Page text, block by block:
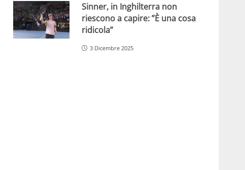
Sinner, in Inghilterra non
riescono a capire: ”È una cosa
ridicola”
3 Dicembre 2025